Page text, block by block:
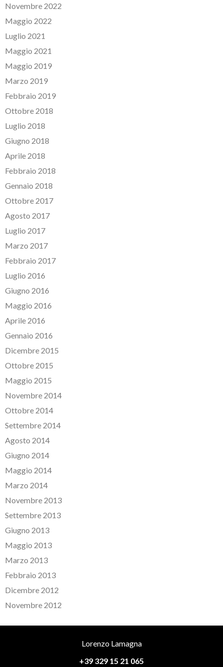
Novembre 2022
Maggio 2022
Luglio 2021
Maggio 2021
Maggio 2019
Marzo 2019
Febbraio 2019
Ottobre 2018
Luglio 2018
Giugno 2018
Aprile 2018
Febbraio 2018
Gennaio 2018
Ottobre 2017
Agosto 2017
Luglio 2017
Marzo 2017
Febbraio 2017
Luglio 2016
Giugno 2016
Maggio 2016
Aprile 2016
Gennaio 2016
Dicembre 2015
Ottobre 2015
Maggio 2015
Novembre 2014
Ottobre 2014
Settembre 2014
Agosto 2014
Giugno 2014
Maggio 2014
Marzo 2014
Novembre 2013
Settembre 2013
Giugno 2013
Maggio 2013
Marzo 2013
Febbraio 2013
Dicembre 2012
Novembre 2012
Lorenzo Lamagna
+39 329 15 21 065